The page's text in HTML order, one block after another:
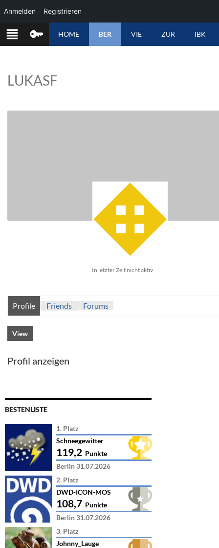
ZUM
INHALT
HOME BER VIE ZUR IBK
LUKASF
In letzter Zeit nicht aktiv
Profile Friends Forums
View
Profil anzeigen
BESTENLISTE
1. Platz
Schneegewitter
119,2 Punkte
Berlin 31.07.2026
2. Platz
DWD-ICON-MOS
108,7 Punkte
Berlin 31.07.2026
3. Platz
Johnny_Lauge
Anmelden Registrieren